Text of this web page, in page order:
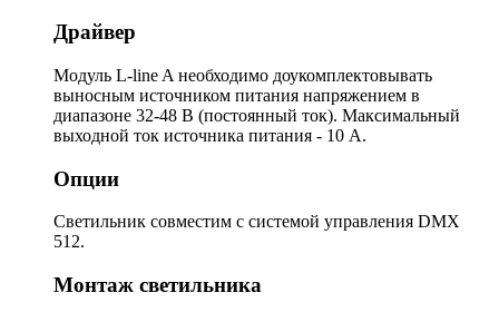
Драйвер
Модуль L-line A необходимо доукомплектовывать
выносным источником питания напряжением в
диапазоне 32-48 В (постоянный ток). Максимальный
выходной ток источника питания - 10 А.
Опции
Светильник совместим с системой управления DMX
512.
Монтаж светильника